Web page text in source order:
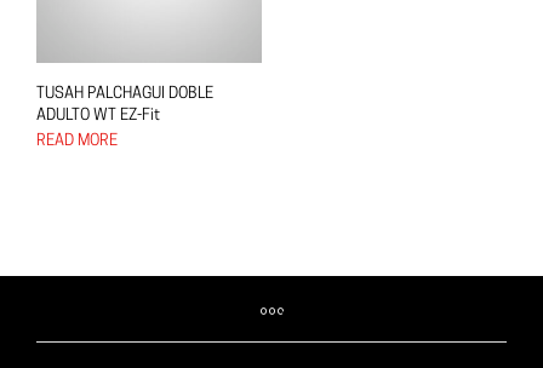
TUSAH PALCHAGUI DOBLE
ADULTO WT EZ-Fit
READ MORE